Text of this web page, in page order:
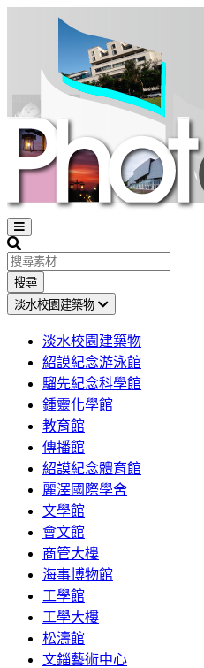
Open
sidebar
Search
搜尋
淡水校園建築物
淡水校園建築物
紹謨紀念游泳館
騮先紀念科學館
鍾靈化學館
教育館
傳播館
紹謨紀念體育館
麗澤國際學舍
文學館
會文館
商管大樓
海事博物館
工學館
工學大樓
松濤館
文錙藝術中心